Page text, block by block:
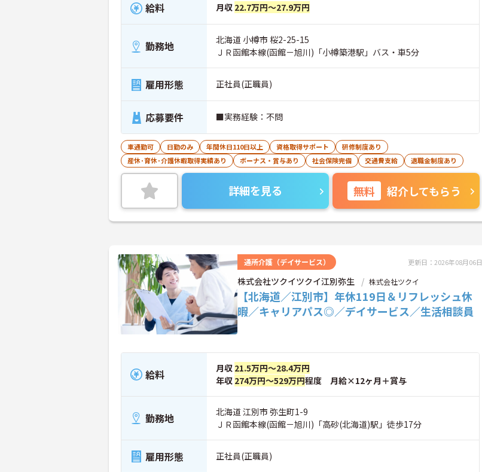
給料 月収 22.7万円～27.9万円
勤務地
北海道 小樽市 桜2-25-15
ＪＲ函館本線(函館－旭川)「小樽築港駅」バス・車5分
雇用形態 正社員(正職員)
応募要件 ■実務経験：不問
車通勤可 日勤のみ 年間休日110日以上 資格取得サポート
研修制度あり
産休･育休･介護休暇取得実績あり
ボーナス・賞与あり 社会保険完備 交通費支給 退職金制度あり
詳細を見る 無料 紹介してもらう
通所介護（デイサービス） 更新日：2026年08月06日
株式会社ツクイツクイ江別弥生 株式会社ツクイ
【北海道／江別市】年休119日＆リフレッシュ休
暇／キャリアパス◎／デイサービス／生活相談員
給料 月収 21.5万円～28.4万円
年収 274万円～529万円程度 月給×12ヶ月＋賞与
勤務地
北海道 江別市 弥生町1-9
ＪＲ函館本線(函館－旭川)「高砂(北海道)駅」徒歩17分
雇用形態 正社員(正職員)